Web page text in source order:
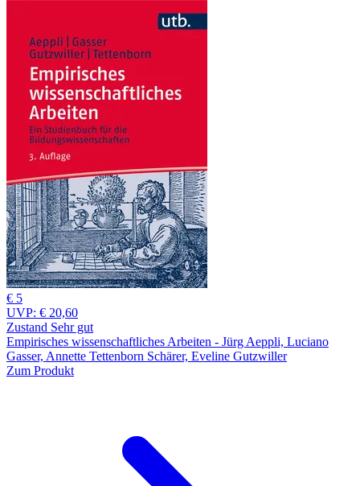
€ 5
UVP: € 20,60
Zustand Sehr gut
Empirisches wissenschaftliches Arbeiten - Jürg Aeppli, Luciano
Gasser, Annette Tettenborn Schärer, Eveline Gutzwiller
Zum Produkt